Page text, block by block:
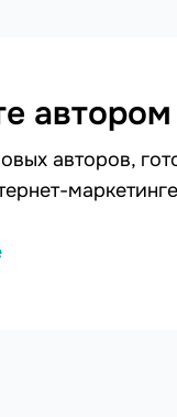
авторов,
маркетинге